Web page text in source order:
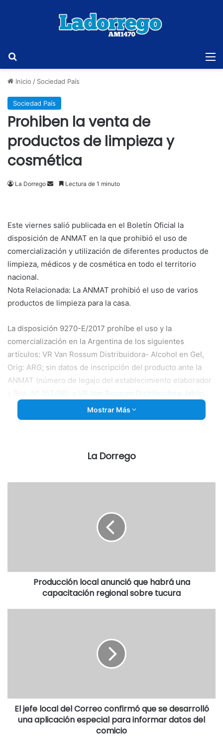
Inicio / Sociedad País
Sociedad País
Prohiben la venta de
productos de limpieza y
cosmética
La Dorrego
SendLectura de 1 minuto
Este viernes salió publicada en el Boletín Oficial la
disposición de ANMAT en la que prohibió el uso de
comercialización y utilización de diferentes productos de
limpieza, médicos y de cosmética en todo el territorio
nacional.
Nota Relacionada: La ANMAT prohibió el uso de varios
productos de limpieza para la casa.
La disposición 9270-E/2017 prohíbe el uso y la
comercialización en la Argentina de los siguientes
artículos: VR Van Rossum Distribuidora- Alcohol en Gel,
Orig: ARG; sin datos de inscripción del producto ante la
ANMAT (número de legajo del establecimiento elaborador
Líquido Nacarado, Orig: ARG; sin datos de inscripción del
producto ante la ANMAT (número de legajo del
Otra disposición 9264-E/2017 prohibe el uso y la
los siguientes productos domisanitarios elaborados por
Desinfectante. Marca Induquimika; Líquido para Lampazo.
Marca Induquimika; Quitamanchas concentrado “j”. Marca
Gel. Marca Induquimika; Quitasarro liquido perfumado. RIN
4070178, RNE 210031119. Marca Induquimika; Soda
cáustica liquida. RIN 2943364, RNE 210031119. Marca
Mostrar Más
La Dorrego
Producción local anunció que habrá una
capacitación regional sobre tucura
El jefe local del Correo confirmó que se desarrolló
una aplicación especial para informar datos del
comicio